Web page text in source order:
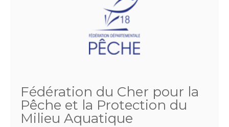
Fédération du Cher pour la
Pêche et la Protection du
Milieu Aquatique